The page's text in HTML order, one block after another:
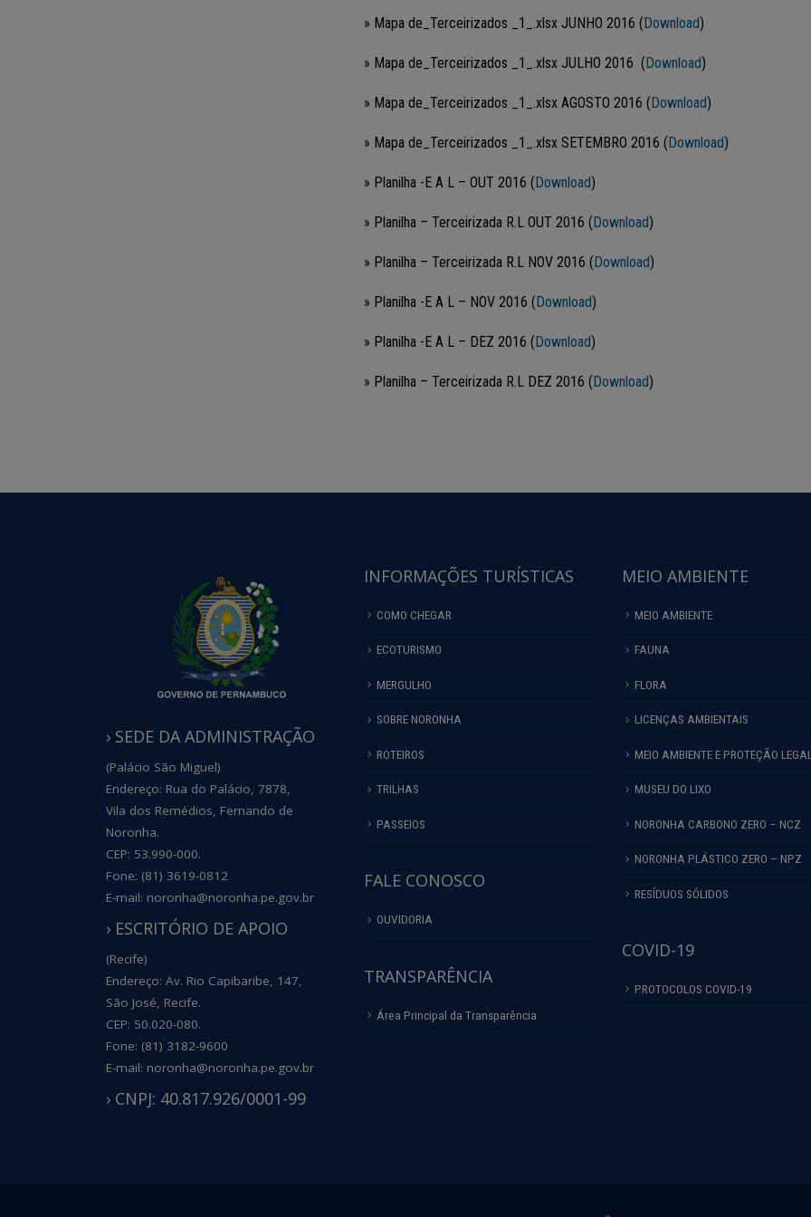
» Mapa de_Terceirizados _1_.xlsx JUNHO 2016 (Download)
» Mapa de_Terceirizados _1_.xlsx JULHO 2016 (Download)
» Mapa de_Terceirizados _1_.xlsx AGOSTO 2016 (Download)
» Mapa de_Terceirizados _1_.xlsx SETEMBRO 2016 (Download)
» Planilha -E A L – OUT 2016 (Download)
» Planilha – Terceirizada R.L OUT 2016 (Download)
» Planilha – Terceirizada R.L NOV 2016 (Download)
» Planilha -E A L – NOV 2016 (Download)
» Planilha -E A L – DEZ 2016 (Download)
» Planilha – Terceirizada R.L DEZ 2016 (Download)
› SEDE DA ADMINISTRAÇÃO
(Palácio São Miguel)
Endereço: Rua do Palácio, 7878,
Vila dos Remédios, Fernando de
Noronha.
CEP: 53.990-000.
Fone: (81) 3619-0812
E-mail: noronha@noronha.pe.gov.br
› ESCRITÓRIO DE APOIO
(Recife)
Endereço: Av. Rio Capibaribe, 147,
São José, Recife.
CEP: 50.020-080.
Fone: (81) 3182-9600
E-mail: noronha@noronha.pe.gov.br
› CNPJ: 40.817.926/0001-99
INFORMAÇÕES TURÍSTICAS
COMO CHEGAR
ECOTURISMO
MERGULHO
SOBRE NORONHA
ROTEIROS
TRILHAS
PASSEIOS
FALE CONOSCO
OUVIDORIA
TRANSPARÊNCIA
Área Principal da Transparência
MEIO AMBIENTE
MEIO AMBIENTE
FAUNA
FLORA
LICENÇAS AMBIENTAIS
MEIO AMBIENTE E PROTEÇÃO
MUSEU DO LIXO
NORONHA CARBONO ZERO – NCZ
NORONHA PLÁSTICO ZERO – NPZ
RESÍDUOS SÓLIDOS
COVID-19
PROTOCOLOS COVID-19